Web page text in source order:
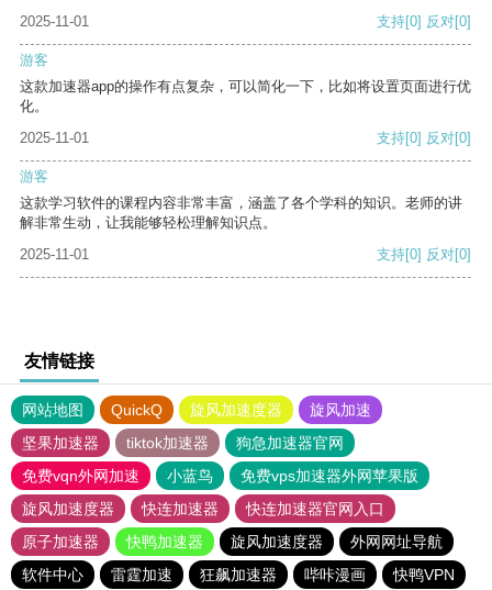
2025-11-01
支持[0] 反对[0]
游客
这款加速器app的操作有点复杂，可以简化一下，比如将设置页面进行优
化。
2025-11-01
支持[0] 反对[0]
游客
这款学习软件的课程内容非常丰富，涵盖了各个学科的知识。老师的讲
解非常生动，让我能够轻松理解知识点。
2025-11-01
支持[0] 反对[0]
友情链接
网站地图 QuickQ 旋风加速度器
旋风加速
坚果加速器
tiktok加速器
狗急加速器官网
免费vqn外网加速
小蓝鸟
免费vps加速器外网苹果版
旋风加速度器
快连加速器
快连加速器官网入口
原子加速器
快鸭加速器 旋风加速度器
外网网址导航
软件中心
雷霆加速 狂飙加速器 哔咔漫画
快鸭VPN